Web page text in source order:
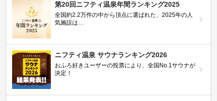
第20回ニフティ温泉年間ランキング2025
全国約2.2万件の中から頂点に選ばれた、2025年の人
気施設は…
ニフティ温泉 サウナランキング2026
おふろ好きユーザーの投票により、全国No.1サウナが
決定！